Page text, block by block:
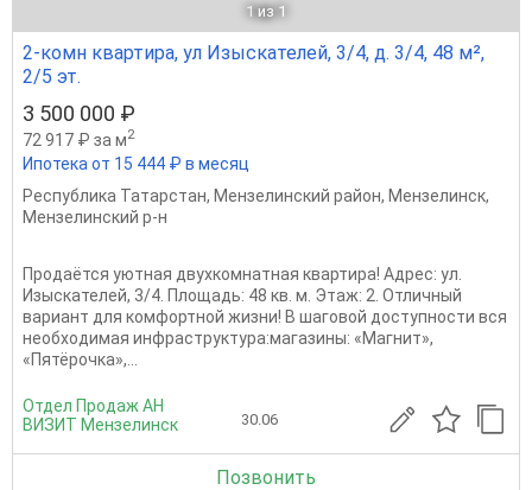
1 из 1
2-комн квартира, ул Изыскателей, 3/4, д. 3/4, 48 м²,
2/5 эт.
3 500 000 ₽
72 917 ₽ за м2
Ипотека от 15 444 ₽ в месяц
Республика Татарстан, Мензелинский район, Мензелинск,
Мензелинский р-н
Продаётся уютная двухкомнатная квартира! Адрес: ул.
Изыскателей, 3/4. Площадь: 48 кв. м. Этаж: 2. Отличный
вариант для комфортной жизни! В шаговой доступности вся
необходимая инфраструктура:магазины: «Магнит»,
«Пятёрочка»,...
Отдел Продаж АН
ВИЗИТ Мензелинск
30.06
Позвонить